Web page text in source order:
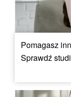
Pomagasz
Sprawdź